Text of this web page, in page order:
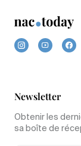
Newsletter
Obtenir les
sa boîte de